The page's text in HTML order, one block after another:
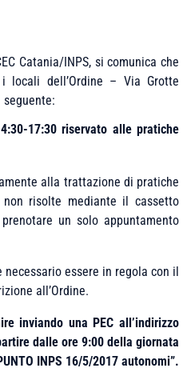
Catania/INPS, si comunica che
locali dell’Ordine – Via Grotte
17:30 riservato alle pratiche
alla trattazione di pratiche
risolte mediante il cassetto
un solo appuntamento
essere in regola con il
all’Ordine.
inviando una PEC all’indirizzo
dalle ore 9:00 della giornata
INPS 16/5/2017 autonomi”.